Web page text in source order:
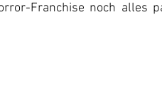
Franchise noch alles